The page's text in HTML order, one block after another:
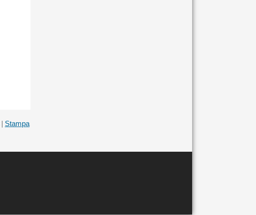
| Stampa